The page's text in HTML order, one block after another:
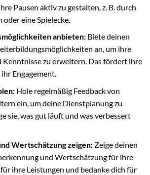
Pausen aktiv zu gestalten, z. B. durch
eine Spielecke.
anbieten:Biete deinen
an, um ihre
Kenntnisse zu erweitern. Das fördert ihre
Engagement.
Hole regelmäßig Feedback von
ein, um deine Dienstplanung zu
sie, was gut läuft und was verbessert
Wertschätzung zeigen:Zeige deinen
und Wertschätzung für ihre
ihre Leistungen und bedanke dich für